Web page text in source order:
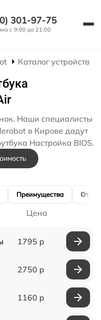
301-97-75
с 9:00 до 21:00
Каталог устройств
Наши специалисты
в Кирове дадут
Настройка BIOS.
Преимущества
Цена
1795 р
2750 р
1160 р